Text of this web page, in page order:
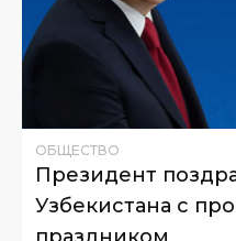
ОБЩЕСТВО
Президент
Узбекистана с